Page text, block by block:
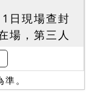
日現場查封
場，第三人
務人未住於
同住。該屋
繼承登記債
。